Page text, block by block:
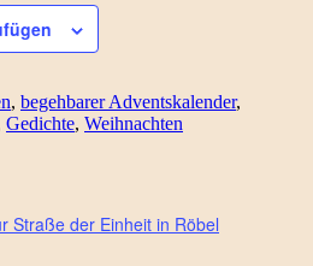
, begehbarer Adventskalender,
Gedichte, Weihnachten
Straße der Einheit in Röbel